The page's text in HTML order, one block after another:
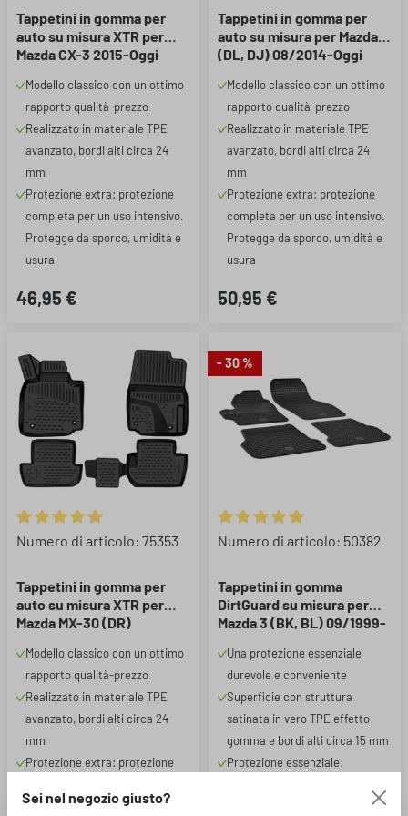
Tappetini in gomma per
auto su misura XTR per
Mazda CX-3 2015-Oggi
Modello classico con un ottimo
rapporto qualità-prezzo
Realizzato in materiale TPE
avanzato, bordi alti circa 24
mm
Protezione extra: protezione
completa per un uso intensivo.
Protegge da sporco, umidità e
usura
46,95 €
Tappetini in gomma per
auto su misura per Mazda 2
(DL, DJ) 08/2014-Oggi
Modello classico con un ottimo
rapporto qualità-prezzo
Realizzato in materiale TPE
avanzato, bordi alti circa 24
mm
Protezione extra: protezione
completa per un uso intensivo.
Protegge da sporco, umidità e
usura
50,95 €
Valutazione media di 5 su 5 stelle
Numero di articolo: 75353
Tappetini in gomma per
auto su misura XTR per
Mazda MX-30 (DR)
Modello classico con un ottimo
rapporto qualità-prezzo
Realizzato in materiale TPE
avanzato, bordi alti circa 24
mm
Protezione extra: protezione
Protegge da sporco, umidità e
- 30 %
Valutazione media di 5 su 5
Numero di articolo: 50382
Tappetini in gomma
DirtGuard su misura per
Mazda 3 (BK, BL) 09/1999-
Una protezione essenziale
durevole e conveniente
Superficie con struttura
satinata in vero TPE effetto
gomma e bordi alti circa 15 mm
Protezione essenziale:
Sei nel negozio giusto?